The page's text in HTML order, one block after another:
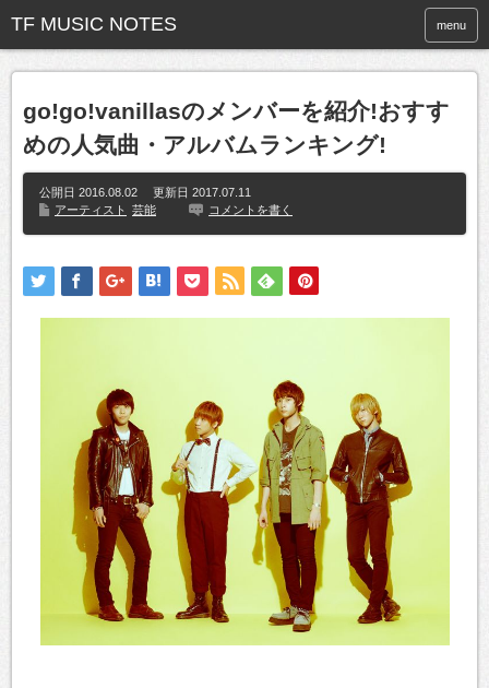
menu
go!go!vanillasのメンバーを紹介!おすす
めの人気曲・アルバムランキング!
公開日 2016.08.02 更新日 2017.07.11
アーティスト
芸能 コメントを書く